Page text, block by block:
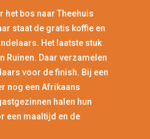
het bos naar Theehuis
staat de gratis koffie en
Het laatste stuk
Ruinen. Daar verzamelen
voor de finish. Bij een
nog een Afrikaans
halen hun
een maaltijd en de